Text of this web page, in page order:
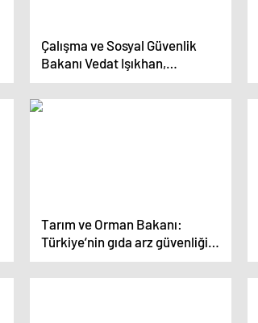
Çalışma ve Sosyal Güvenlik
Bakanı Vedat Işıkhan,
Uluslararası Emek Örgütü’nün
1’inci Olağan Genel Kurulu’nda
konuştu
Tarım ve Orman Bakanı:
Türkiye’nin gıda arz güvenliği
sorunu yok